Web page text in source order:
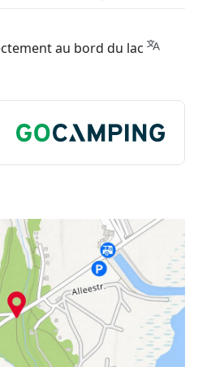
au bord du lac